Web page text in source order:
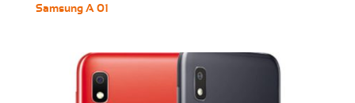
Samsung A 01